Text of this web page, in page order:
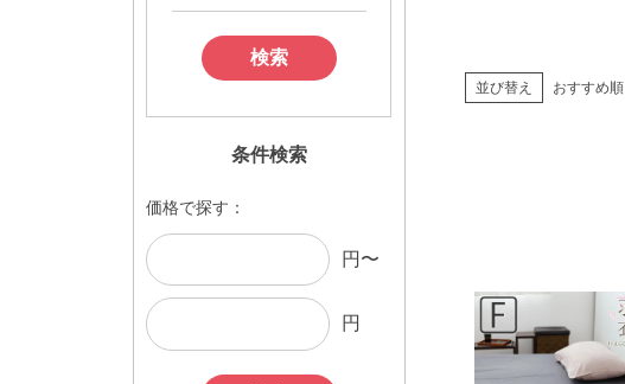
検索
条件検索
価格で探す：
円〜
円
並び替え おすすめ順